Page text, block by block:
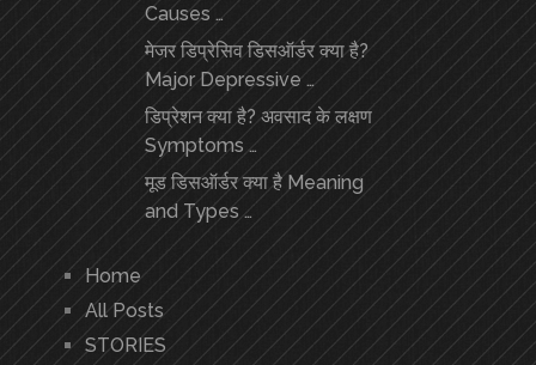
Causes …
मेजर डिप्रेसिव डिसऑर्डर क्या है?
Major Depressive …
डिप्रेशन क्या है? अवसाद के लक्षण
Symptoms …
मूड डिसऑर्डर क्या है Meaning
and Types …
Home
All Posts
STORIES